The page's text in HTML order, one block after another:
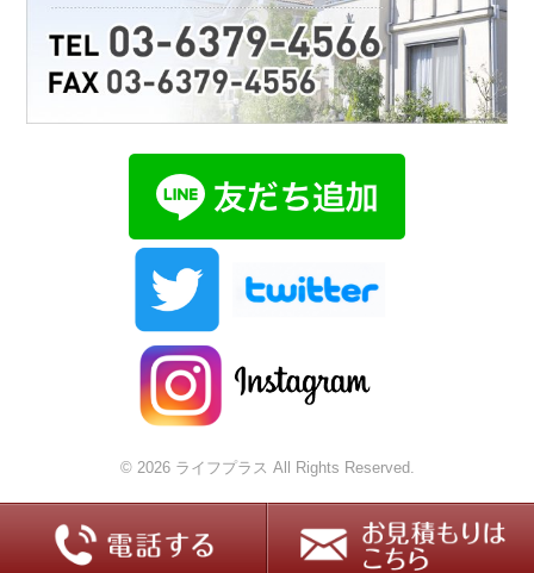
© 2026 ライフプラス All Rights Reserved.